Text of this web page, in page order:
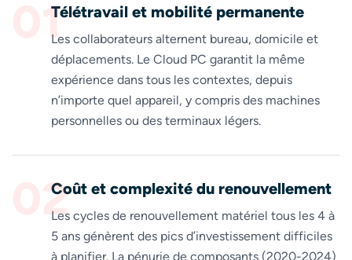
01Télétravail et mobilité permanente
Les collaborateurs alternent bureau, domicile et
déplacements. Le Cloud PC garantit la même
expérience dans tous les contextes, depuis
n’importe quel appareil, y compris des machines
personnelles ou des terminaux légers.
02
Coût et complexité du renouvellement
Les cycles de renouvellement matériel tous les 4 à
5 ans génèrent des pics d’investissement difficiles
à planifier. La pénurie de composants (2020-2024)